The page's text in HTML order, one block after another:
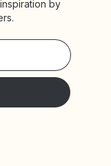
by